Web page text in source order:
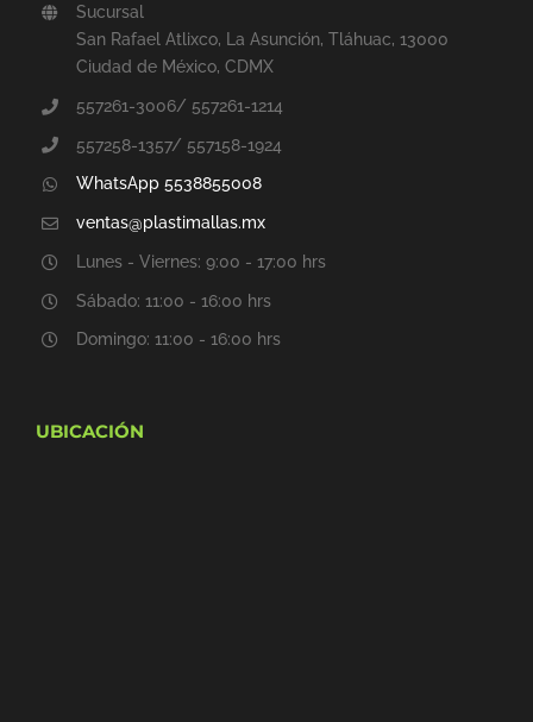
Sucursal
San Rafael Atlixco, La Asunción, Tláhuac, 13000
Ciudad de México, CDMX
557261-3006/ 557261-1214
557258-1357/ 557158-1924
WhatsApp 5538855008
ventas@plastimallas.mx
Lunes - Viernes: 9:00 - 17:00 hrs
Sábado: 11:00 - 16:00 hrs
Domingo: 11:00 - 16:00 hrs
UBICACIÓN